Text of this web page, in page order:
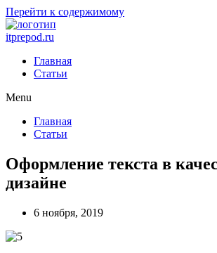
Перейти к содержимому
itprepod.ru
Главная
Статьи
Menu
Главная
Статьи
Оформление текста в
дизайне
6 ноября, 2019